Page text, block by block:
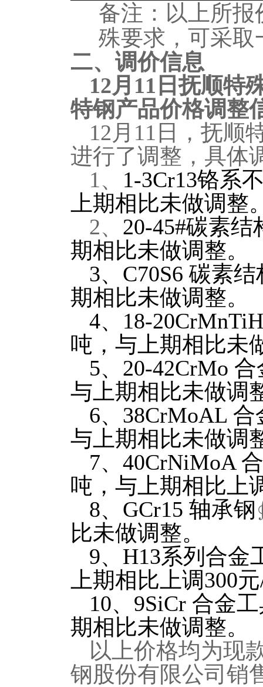
备注：以上所
殊要求，可采
二、调价信息
12月11日抚顺特
特钢产品价格调整
12 月11日，抚顺
进行了调整，具体
1、 1-3Cr13铬系
上期相比未做调整
2、 20-45#碳素结
期相比未做调整。
3、 C70S6 碳素结
期相比未做调整。
4、 18-20CrMnTiH
吨，与上期相比未
5、 20-42CrMo 合
与上期相比未做调
6、 38CrMoAL 合
与上期相比未做调
7、 40CrNiMoA
吨，与上期相比上
8、 GCr15 轴承钢
比未做调整。
9、 H13系列 合金
上期相比上调300
10、 9SiCr 合金
期相比未做调整。
以上价格均为现
钢股份有限公司销